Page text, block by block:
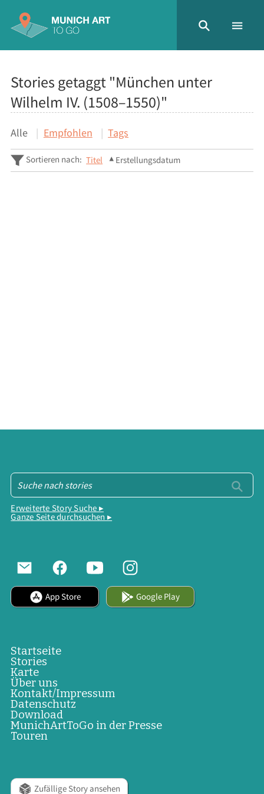
Stories getaggt "München unter
Wilhelm IV. (1508–1550)"
Alle Empfohlen Tags
Sortieren nach: Titel Erstellungsdatum
Erweiterte Story Suche ▸
Ganze Seite durchsuchen ▸
App Store Google Play
Startseite
Stories
Karte
Über uns
Kontakt/Impressum
Datenschutz
Download
MunichArtToGo in der Presse
Touren
Zufällige Story ansehen